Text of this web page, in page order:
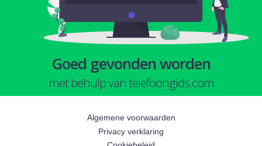
Goed gevonden worden
met behulp van telefoongids.com
Algemene voorwaarden
Privacy verklaring